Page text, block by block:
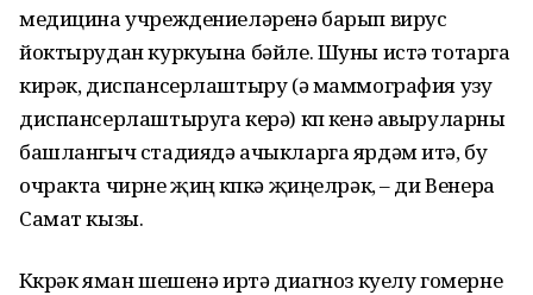
медицина учреждениеләренә барып вирус
йоктырудан куркуына бәйле. Шуны истә тотарга
кирәк, диспансерлаштыру (ә маммография узу
диспансерлаштыруга керә) күп кенә авыруларны
башлангыч стадиядә ачыкларга ярдәм итә, бу
очракта чирне җиңү күпкә җиңелрәк, – ди Венера
Самат кызы.
Күкрәк яман шешенә иртә диагноз куелу гомерне